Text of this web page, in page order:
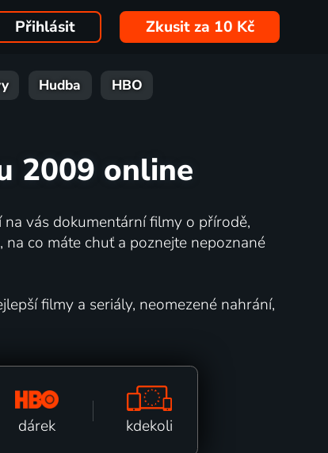
Přihlásit Zkusit za 10 Kč
Hudba HBO
2009 online
vás dokumentární filmy o přírodě,
co máte chuť a poznejte nepoznané
filmy a seriály, neomezené nahrání,
dárek kdekoli